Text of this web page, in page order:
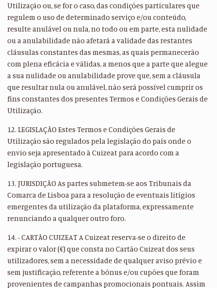
Utilização ou, se for o caso, das condições particulares que
regulem o uso de determinado serviço e/ou conteúdo,
resulte anulável ou nula, no todo ou em parte, esta nulidade
ou a anulabilidade não afetará a validade das restantes
cláusulas constantes das mesmas, as quais permanecerão
com plena eficácia e válidas, a menos que a parte que alegue
a sua nulidade ou anulabilidade prove que, sem a cláusula
que resultar nula ou anulável, não será possível cumprir os
fins constantes dos presentes Termos e Condições Gerais de
Utilização.
12. LEGISLAÇÃO Estes Termos e Condições Gerais de
Utilização são regulados pela legislação do país onde o
envio seja apresentado à Cuizeat para acordo com a
legislação portuguesa.
13. JURISDIÇÃO As partes submetem-se aos Tribunais da
Comarca de Lisboa para a resolução de eventuais litígios
emergentes da utilização da plataforma, expressamente
renunciando a qualquer outro foro.
14. - CARTÃO CUIZEAT A Cuizeat reserva-se o direito de
expirar o valor (€) que consta no Cartão Cuizeat dos seus
utilizadores, sem a necessidade de qualquer aviso prévio e
sem justificação, referente a bónus e/ou cupões que foram
provenientes de campanhas promocionais pontuais. Assim